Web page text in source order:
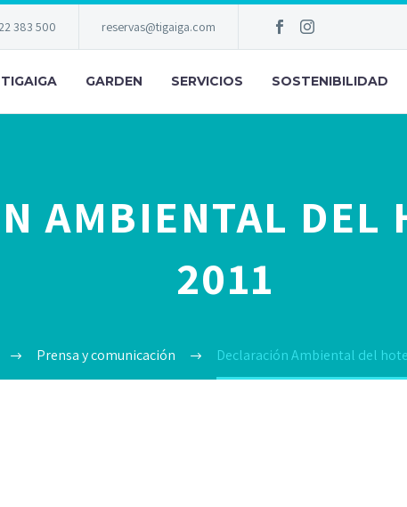
383 500 reservas@tigaiga.com
TIGAIGA GARDEN SERVICIOS SOSTENIBILIDAD
AMBIENTAL DEL
2011
Prensa y comunicación Declaración Ambiental del